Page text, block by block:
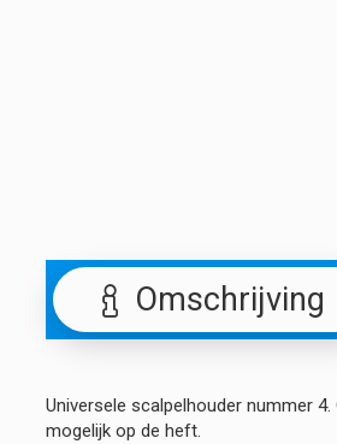
Omschrijving
Universele scalpelhouder nummer
mogelijk op de heft.